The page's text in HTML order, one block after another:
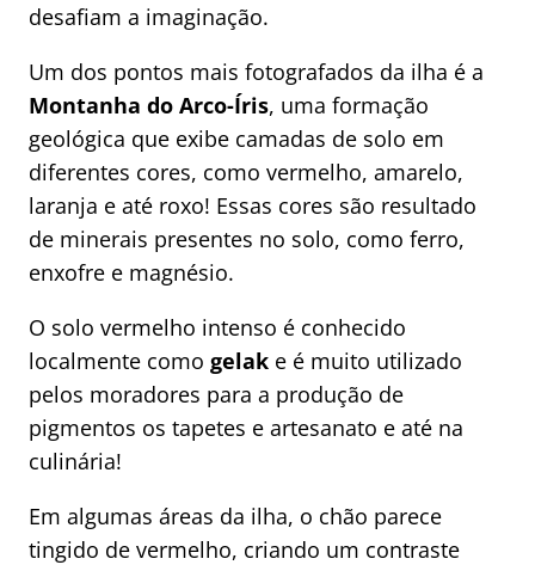
desafiam a imaginação.
Um dos pontos mais fotografados da ilha é a
Montanha do Arco-Íris, uma formação
geológica que exibe camadas de solo em
diferentes cores, como vermelho, amarelo,
laranja e até roxo! Essas cores são resultado
de minerais presentes no solo, como ferro,
enxofre e magnésio.
O solo vermelho intenso é conhecido
localmente como gelak e é muito utilizado
pelos moradores para a produção de
pigmentos os tapetes e artesanato e até na
culinária!
Em algumas áreas da ilha, o chão parece
tingido de vermelho, criando um contraste